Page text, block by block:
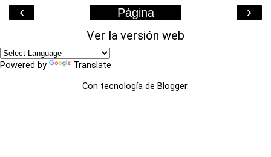
‹ ›
Página
Principal
Ver la versión web
Powered by Translate
Con tecnología de Blogger.